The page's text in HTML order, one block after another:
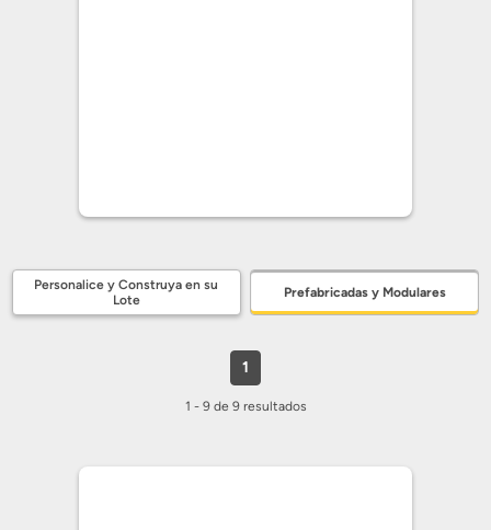
Personalice y Construya en su
Lote
Prefabricadas y Modulares
1
1 - 9 de 9 resultados